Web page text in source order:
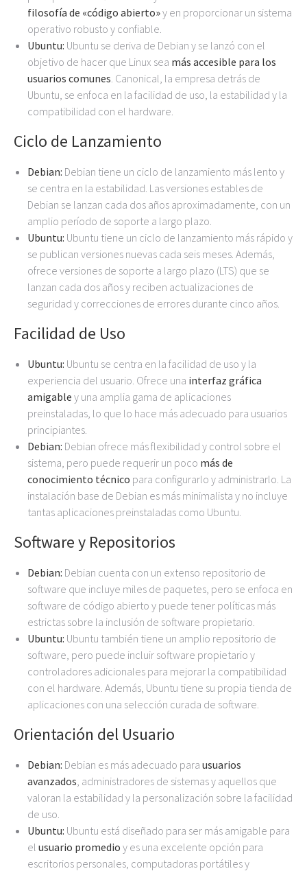
filosofía de «código abierto»y en proporcionar un sistema
operativo robusto y confiable.
Ubuntu: Ubuntu se deriva de Debian y se lanzó con el
objetivo de hacer que Linux sea más accesible para los
usuarios comunes. Canonical, la empresa detrás de
Ubuntu, se enfoca en la facilidad de uso, la estabilidad y la
compatibilidad con el hardware.
Ciclo de Lanzamiento
Debian: Debian tiene un ciclo de lanzamiento más lento y
se centra en la estabilidad. Las versiones estables de
Debian se lanzan cada dos años aproximadamente, con un
amplio período de soporte a largo plazo.
Ubuntu: Ubuntu tiene un ciclo de lanzamiento más rápido y
se publican versiones nuevas cada seis meses. Además,
ofrece versiones de soporte a largo plazo (LTS) que se
lanzan cada dos años y reciben actualizaciones de
seguridad y correcciones de errores durante cinco años.
Facilidad de Uso
Ubuntu: Ubuntu se centra en la facilidad de uso y la
experiencia del usuario. Ofrece una interfaz gráfica
amigable y una amplia gama de aplicaciones
preinstaladas, lo que lo hace más adecuado para usuarios
principiantes.
Debian: Debian ofrece más flexibilidad y control sobre el
sistema, pero puede requerir un poco más de
conocimiento técnico para configurarlo y administrarlo. La
instalación base de Debian es más minimalista y no incluye
tantas aplicaciones preinstaladas como Ubuntu.
Software y Repositorios
Debian: Debian cuenta con un extenso repositorio de
software que incluye miles de paquetes, pero se enfoca en
software de código abierto y puede tener políticas más
estrictas sobre la inclusión de software propietario.
Ubuntu: Ubuntu también tiene un amplio repositorio de
software, pero puede incluir software propietario y
controladores adicionales para mejorar la compatibilidad
con el hardware. Además, Ubuntu tiene su propia tienda de
aplicaciones con una selección curada de software.
Orientación del Usuario
Debian: Debian es más adecuado para usuarios
avanzados, administradores de sistemas y aquellos que
valoran la estabilidad y la personalización sobre la facilidad
de uso.
Ubuntu: Ubuntu está diseñado para ser más amigable para
el usuario promedio y es una excelente opción para
escritorios personales, computadoras portátiles y